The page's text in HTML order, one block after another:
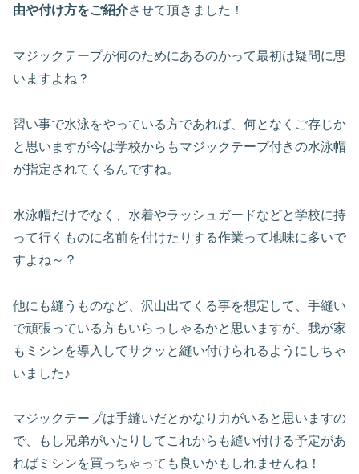
由や付け方をご紹介させて頂きました！
マジックテープが何のためにあるのかって最初は疑問に思
いますよね？
習い事で水泳をやっている方であれば、何となくご存じか
と思いますが今は学校からもマジックテープ付きの水泳帽
が指定されてくるんですね。
水泳帽だけでなく、水着やラッシュガードなどと学校に持
って行くものに名前を付けたりする作業って地味に多いで
すよね～？
他にも縫うものなど、沢山出てくる事を想定して、手縫い
で頑張っている方もいらっしゃるかと思いますが、我が家
もミシンを導入してサクッと縫い付けられるようにしちゃ
いました♪
マジックテープは手縫いだとかなり力がいると思いますの
で、もし兄弟がいたりしてこれからも縫い付ける予定があ
ればミシンを買っちゃっても良いかもしれませんね！